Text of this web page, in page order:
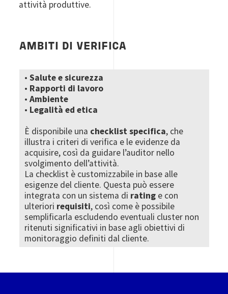
attività produttive.
AMBITI DI VERIFICA
• Salute e sicurezza
• Rapporti di lavoro
• Ambiente
• Legalità ed etica
È disponibile una checklist specifica, che
illustra i criteri di verifica e le evidenze da
acquisire, così da guidare l’auditor nello
svolgimento dell’attività.
La checklist è customizzabile in base alle
esigenze del cliente. Questa può essere
integrata con un sistema di ratinge con
ulteriori requisiti, così come è possibile
semplificarla escludendo eventuali cluster non
ritenuti significativi in base agli obiettivi di
monitoraggio definiti dal cliente.